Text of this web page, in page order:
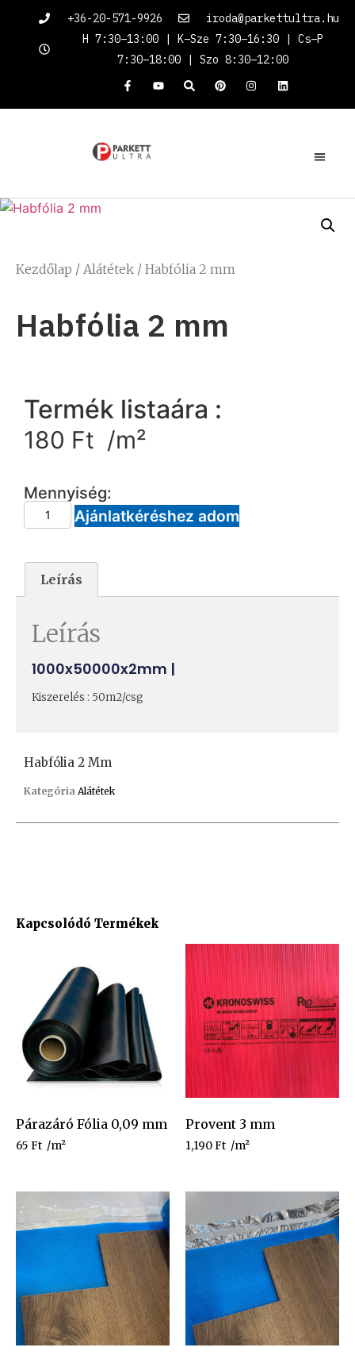
+36-20-571-9926
iroda@parkettultra.hu
H 7:30–13:00 | K–Sze 7:30–16:30 | Cs–P
7:30–18:00 | Szo 8:30–12:00
Kezdőlap / Alátétek / Habfólia 2 mm
Habfólia 2 mm
Kapcsolódó Termékek
Párazáró Fólia 0,09 mm
65 Ft /m²
Provent 3 mm
1,190Ft /m²
Termék listaára :
180 Ft /m²
Mennyiség:
Ajánlatkéréshez adom
Leírás
Leírás
1000x50000x2mm |
Kiszerelés : 50m2/csg
Habfólia 2 Mm
Kategória Alátétek